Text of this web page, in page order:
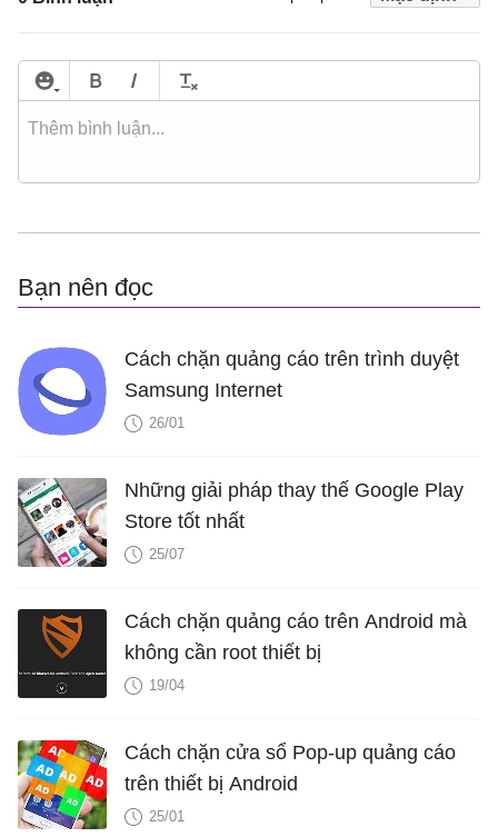
Bạn nên đọc
Cách chặn quảng cáo trên trình duyệt
Samsung Internet
26/01
Những giải pháp thay thế Google Play
Store tốt nhất
25/07
Cách chặn quảng cáo trên Android mà
không cần root thiết bị
19/04
Cách chặn cửa sổ Pop-up quảng cáo
trên thiết bị Android
25/01